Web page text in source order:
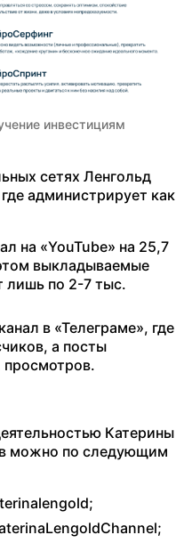
инвестициям
сетях Ленгольд
администрирует как
на «YouTube» на 25,7
выкладываемые
лишь по 2-7 тыс.
в «Телеграме», где
а посты
Катерины
можно по следующим